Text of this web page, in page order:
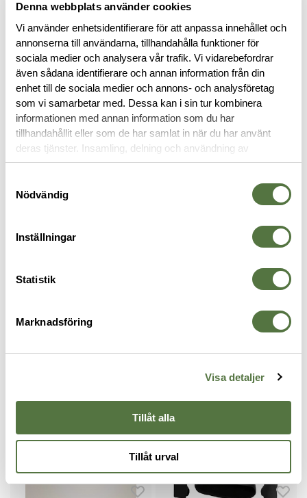
Denna webbplats använder cookies
Vi använder enhetsidentifierare för att anpassa innehållet och
annonserna till användarna, tillhandahålla funktioner för
sociala medier och analysera vår trafik. Vi vidarebefordrar
även sådana identifierare och annan information från din
enhet till de sociala medier och annons- och analysföretag
som vi samarbetar med. Dessa kan i sin tur kombinera
informationen med annan information som du har
tillhandahållit eller som de har samlat in när du har använt
deras tjänster. Insamling, delning och användning av
personuppgifter kan användas för personalisering av
Nödvändig
Inställningar
Statistik
Marknadsföring
Visa detaljer
Tillåt alla
Tillåt urval
ARC'TERYX LEAF PURCHASE INFORMATION
To purchase Arc'teryx LEAF products, you must provide valid
identification confirming your status as an authorized end-
user within law enforcement or military personnel. This
requirement ensures that these specialized products are
accessible to those in professional capacities where they are
intended to be utilized.
BESKRIVNING
RECENSIONER
OM VARUMÄRKET